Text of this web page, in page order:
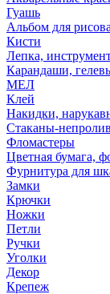
Гуашь
Альбом для
Кисти
Лепка,
Карандаши,
МЕЛ
Клей
Накидки,
Стаканы-
Фломастеры
Цветная бумага,
Фурнитура для
Замки
Крючки
Ножки
Петли
Ручки
Уголки
Декор
Крепеж